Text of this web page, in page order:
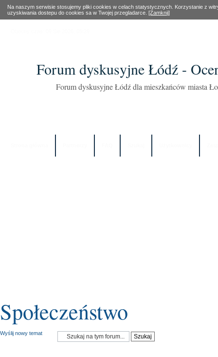
Na naszym serwisie stosujemy pliki cookies w celach statystycznych. Korzystanie z
uzyskiwania dostepu do cookies sa w Twojej przegladarce. [Zamknij]
Forum dyskusyjne Łódź -
Forum dyskusyjne Łódź dla mieszkańców miasta
Społeczeństwo
Wyślij nowy temat